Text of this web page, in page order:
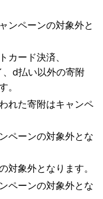
ンペーンの対象外と
カード決済、
d払い以外の寄附
。
れた寄附はキャンペ
ペーンの対象外とな
対象外となります。
ペーンの対象外とな